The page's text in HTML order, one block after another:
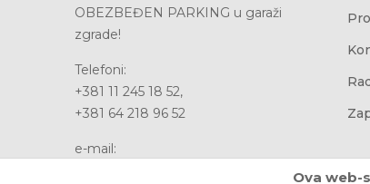
OBEZBEĐEN PARKING u garaži
zgrade!
Telefoni:
+381 11 245 18 52,
+381 64 218 96 52
e-mail:
Ova web-